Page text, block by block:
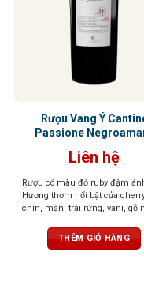
Rượu Vang Ý
Passione
Liên hệ
Rượu có màu đỏ ruby đậm
Hương thơm nổi bật của
chín, mận, trái rừng, vani, gỗ
đặn, ấm áp và hài hòa. Tannin
mềm mại, kết cấu tròn trịa,
THÊM GIỎ HÀNG